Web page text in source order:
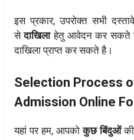
इस प्रकार, उपरोक्त सभी
सेदाखिलाहेतु आवेदन कर सकते
दाखिला प्राप्त कर सकते है।
Selection Process
Admission Online
यहां पर हम, आपको कुछ बिंदुओं